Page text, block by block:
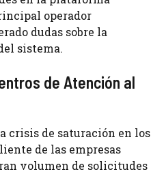
operador
dudas sobre la
sistema.
de Atención al
crisis de saturación en los
de las empresas
volumen de solicitudes